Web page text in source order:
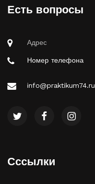
Есть вопросы
Адрес
Номер телефона
info@praktikum74.ru
Сссылки